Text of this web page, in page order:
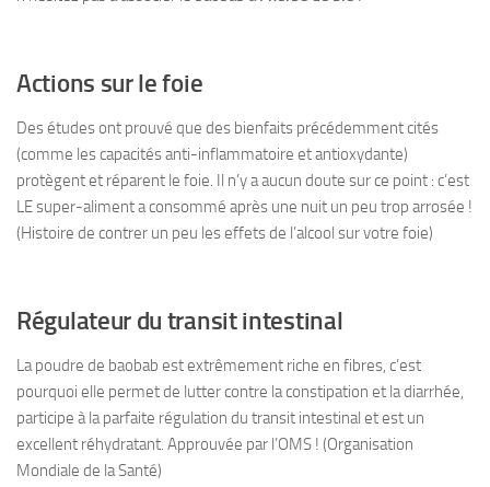
Actions sur le foie
Des études ont prouvé que des bienfaits précédemment cités
(comme les capacités anti-inflammatoire et antioxydante)
protègent et réparent le foie. Il n’y a aucun doute sur ce point : c’est
LE super-aliment a consommé après une nuit un peu trop arrosée !
(Histoire de contrer un peu les effets de l’alcool sur votre foie)
Régulateur du transit intestinal
La poudre de baobab est extrêmement riche en fibres, c’est
pourquoi elle permet de lutter contre la constipation et la diarrhée,
participe à la parfaite régulation du transit intestinal et est un
excellent réhydratant. Approuvée par l’OMS ! (Organisation
Mondiale de la Santé)